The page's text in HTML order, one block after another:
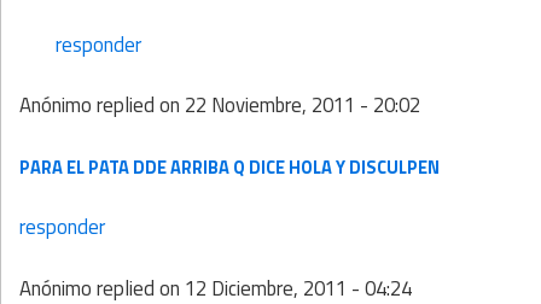
responder
Anónimoreplied on 22 Noviembre, 2011 - 20:02
PARA EL PATA DDE ARRIBA Q DICE HOLA Y DISCULPEN
responder
Anónimoreplied on 12 Diciembre, 2011 - 04:24